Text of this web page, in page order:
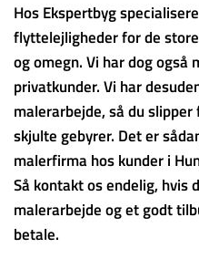
Hos Ekspertbyg
flyttelejligheder for de
og omegn. Vi har dog også
privatkunder. Vi har
malerarbejde, så du
skjulte gebyrer. Det er
malerfirma hos kunder i
Så kontakt os endelig, hvis
malerarbejde og et godt
betale.